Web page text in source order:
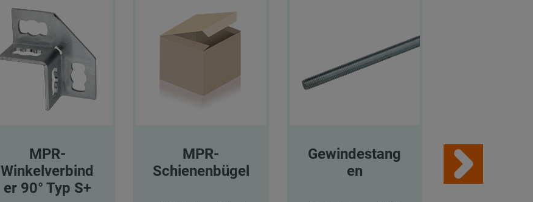
MPR-
Winkelverbind
er 90° Typ S+
MPR-
Schienenbügel
Gewindestang
en